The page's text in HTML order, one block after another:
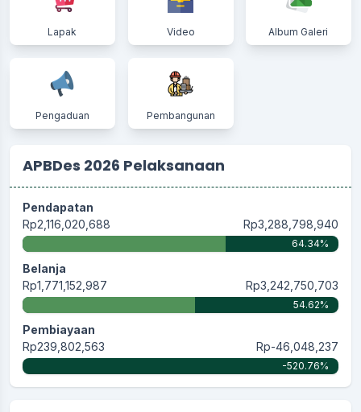
Lapak Video Album Galeri
Pengaduan Pembangunan
APBDes 2026 Pelaksanaan
Pendapatan
Rp2,116,020,688
Rp3,288,798,940
64.34%
Belanja
Rp1,771,152,987
Rp3,242,750,703
54.62%
Pembiayaan
Rp239,802,563
Rp-46,048,237
-520.76%